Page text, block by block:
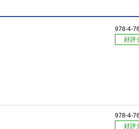
978-4-
好評
978-4-
好評